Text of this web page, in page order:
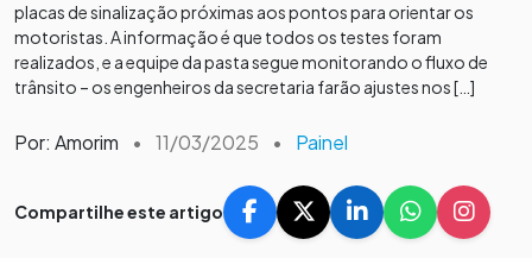
placas de sinalização próximas aos pontos para orientar os
motoristas. A informação é que todos os testes foram
realizados, e a equipe da pasta segue monitorando o fluxo de
trânsito – os engenheiros da secretaria farão ajustes nos […]
Por: Amorim • 11/03/2025 • Painel
Compartilhe este artigo